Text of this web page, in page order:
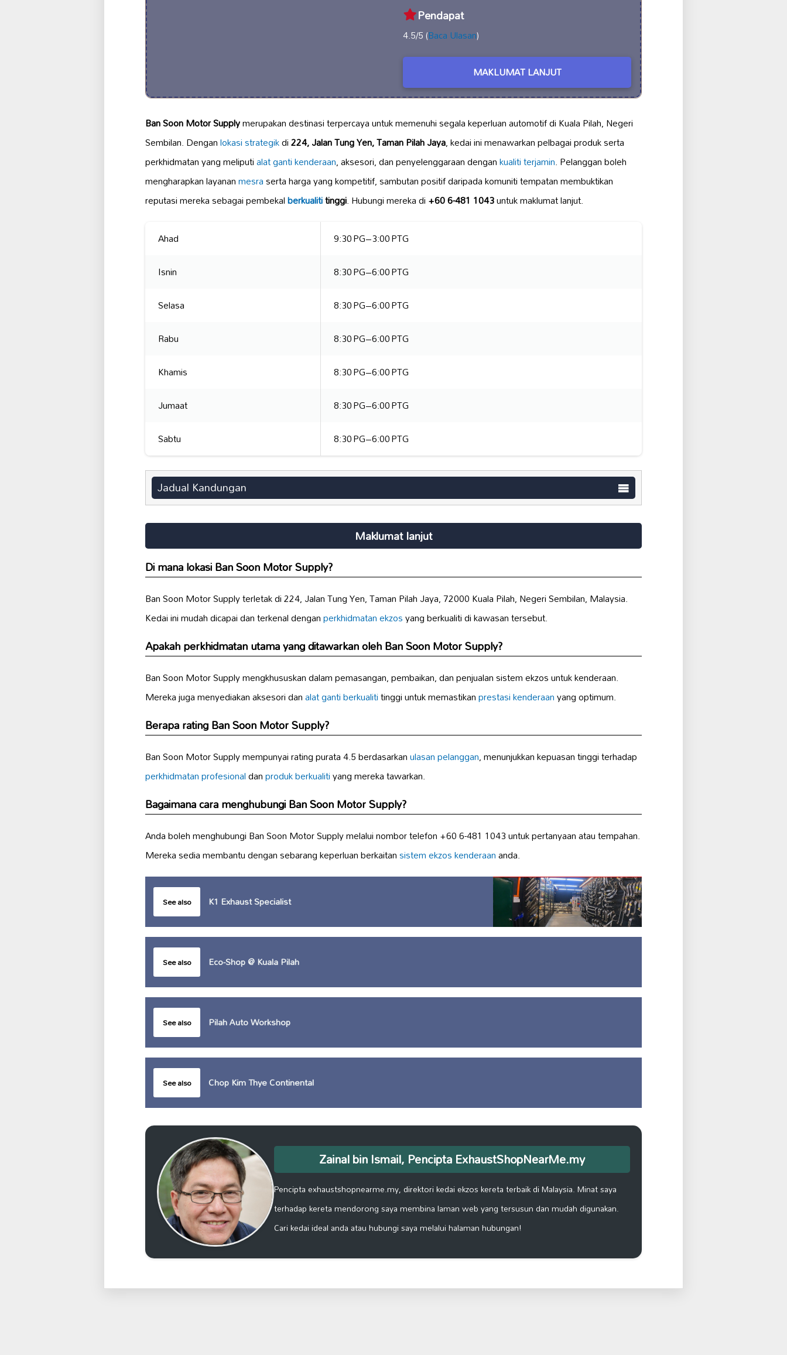
Pendapat
4.5/5 (Baca Ulasan)
MAKLUMAT LANJUT
Ban Soon Motor Supplymerupakan destinasi terpercaya untuk memenuhi segala keperluan automotif di Kuala Pilah, Negeri
Sembilan. Denganlokasi strategikdi224, Jalan Tung Yen, Taman Pilah Jaya, kedai ini menawarkan pelbagai produk serta
perkhidmatan yang meliputialat ganti kenderaan, aksesori, dan penyelenggaraan dengankualiti terjamin. Pelanggan boleh
mengharapkan layananmesraserta harga yang kompetitif, sambutan positif daripada komuniti tempatan membuktikan
reputasi mereka sebagai pembekalberkualititinggi. Hubungi mereka di+60 6-481 1043untuk maklumat lanjut.
Ahad
9:30 PG–3:00 PTG
Isnin
8:30 PG–6:00 PTG
Selasa
8:30 PG–6:00 PTG
Rabu
8:30 PG–6:00 PTG
Khamis
8:30 PG–6:00 PTG
Jumaat
8:30 PG–6:00 PTG
Sabtu
8:30 PG–6:00 PTG
Jadual Kandungan
Maklumat lanjut
Di mana lokasi Ban Soon Motor Supply?
Ban Soon Motor Supply terletak di 224, Jalan Tung Yen, Taman Pilah Jaya, 72000 Kuala Pilah, Negeri Sembilan, Malaysia.
Kedai ini mudah dicapai dan terkenal denganperkhidmatan ekzosyang berkualiti di kawasan tersebut.
Apakah perkhidmatan utama yang ditawarkan oleh Ban Soon Motor Supply?
Ban Soon Motor Supply mengkhususkan dalam pemasangan, pembaikan, dan penjualan sistem ekzos untuk kenderaan.
Mereka juga menyediakan aksesori danalat ganti berkualititinggi untuk memastikanprestasi kenderaanyang optimum.
Berapa rating Ban Soon Motor Supply?
Ban Soon Motor Supply mempunyai rating purata 4.5 berdasarkanulasan pelanggan, menunjukkan kepuasan tinggi terhadap
perkhidmatan profesionaldanproduk berkualitiyang mereka tawarkan.
Bagaimana cara menghubungi Ban Soon Motor Supply?
Anda boleh menghubungi Ban Soon Motor Supply melalui nombor telefon +60 6-481 1043 untuk pertanyaan atau tempahan.
Mereka sedia membantu dengan sebarang keperluan berkaitansistem ekzos kenderaananda.
See also K1 Exhaust Specialist
See also Eco-Shop @ Kuala Pilah
See also Pilah Auto Workshop
See also Chop Kim Thye Continental
Zainal bin Ismail, Pencipta ExhaustShopNearMe.my
Pencipta exhaustshopnearme.my, direktori kedai ekzos kereta terbaik di Malaysia. Minat saya
terhadap kereta mendorong saya membina laman web yang tersusun dan mudah digunakan.
Cari kedai ideal anda atau hubungi saya melalui halaman hubungan!